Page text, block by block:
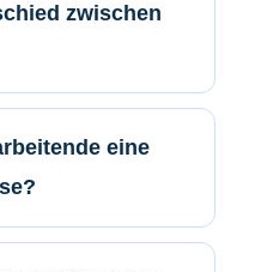
zwischen
eine